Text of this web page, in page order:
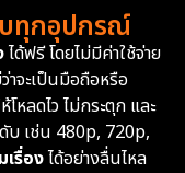
บทุกอุปกรณ์
ได้ฟรี โดยไม่มีค่าใช้จ่าย
จะเป็นมือถือหรือ
ลดไว ไม่กระตุก และ
บ เช่น 480p, 720p,
เรื่องได้อย่างลื่นไหล